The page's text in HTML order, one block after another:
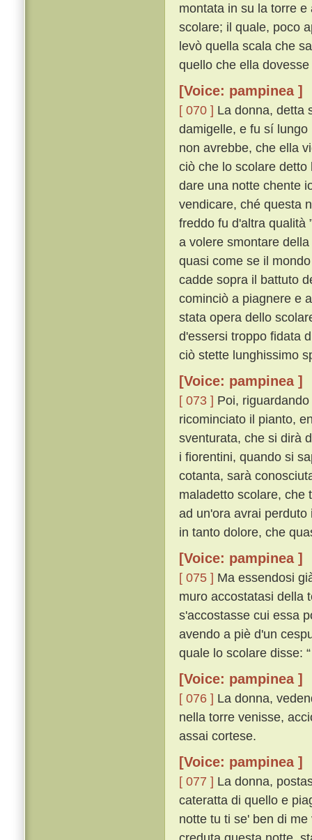
montata in su la torre
scolare; il quale, poco
levò quella scala che
quello che ella
[Voice: pampinea ]
[ 070 ] La donna, detta
damigelle, e fu sí
non avrebbe, che ella
ciò che lo scolare detto
dare una notte chente
vendicare, ché questa
freddo fu d'altra qualità
a volere smontare
quasi come se il
cadde sopra il battuto
cominciò a piagnere e
stata opera dello
d'essersi troppo fidata
ciò stette lunghissimo
[Voice: pampinea ]
[ 073 ] Poi,
ricominciato il pianto,
sventurata, che si dirà
i fiorentini, quando si
cotanta, sarà
maladetto scolare, che
ad un'ora avrai perduto
in tanto dolore, che
[Voice: pampinea ]
[ 075 ] Ma essendosi
muro accostatasi della
s'accostasse cui essa
avendo a piè d'un
quale lo scolare disse:
[Voice: pampinea ]
[ 076 ] La donna,
nella torre venisse,
assai cortese.
[Voice: pampinea ]
[ 077 ] La donna,
cateratta di quello e
notte tu ti se' ben di